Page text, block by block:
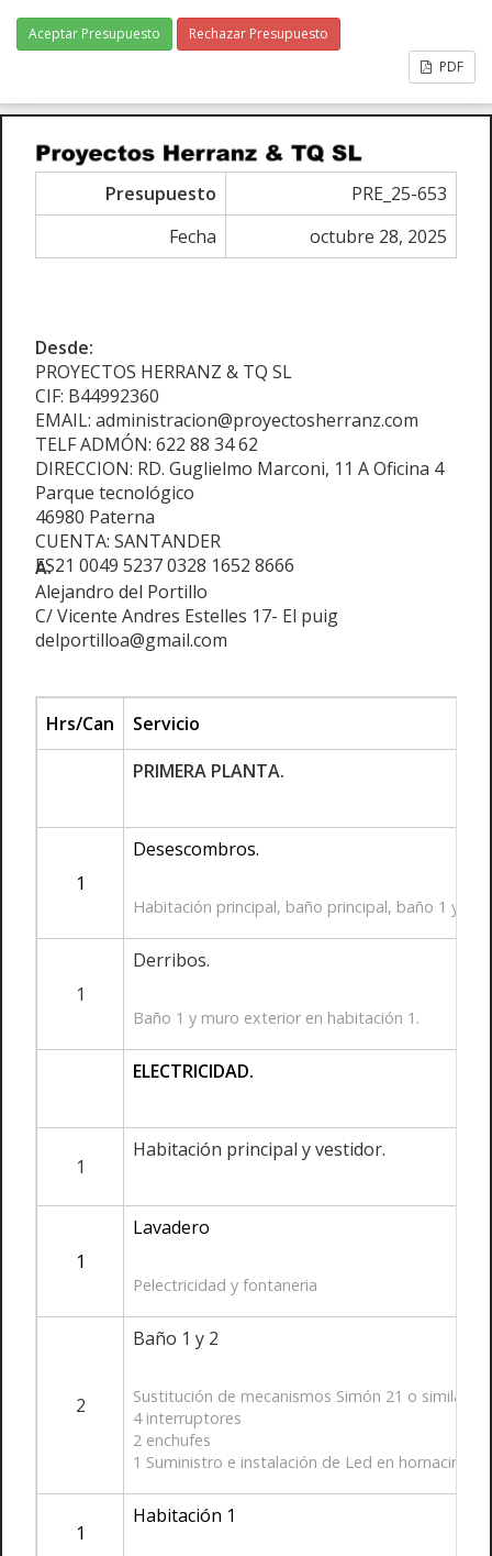
Aceptar Presupuesto
Rechazar Presupuesto
PDF
Presupuesto
PRE_25-653
Fecha
octubre 28, 2025
Desde:
PROYECTOS HERRANZ & TQ SL
CIF: B44992360
EMAIL: administracion@proyectosherranz.com
TELF ADMÓN: 622 88 34 62
DIRECCION: RD. Guglielmo Marconi, 11 A Oficina 4
Parque tecnológico
46980 Paterna
CUENTA: SANTANDER
ES21 0049 5237 0328 1652 8666
A:
Alejandro del Portillo
C/ Vicente Andres Estelles 17- El puig
delportilloa@gmail.com
Hrs/Can
Servicio
PRIMERA PLANTA.
1
Desescombros.
Habitación principal, baño principal, baño 1 y
1
Derribos.
Baño 1 y muro exterior en habitación 1.
ELECTRICIDAD.
1
Habitación principal y vestidor.
1
Lavadero
Pelectricidad y fontaneria
2
Baño 1 y 2
Sustitución de mecanismos Simón 21 o similar.
4 interruptores
2 enchufes
1 Suministro e instalación de Led en hornacina
1
Habitación 1